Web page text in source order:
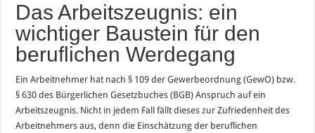
Das Arbeitszeugnis: ein
wichtiger Baustein für den
beruflichen Werdegang
Ein Arbeitnehmer hat nach § 109 der Gewerbeordnung (GewO) bzw.
§ 630 des Bürgerlichen Gesetzbuches (BGB) Anspruch auf ein
Arbeitszeugnis. Nicht in jedem Fall fällt dieses zur Zufriedenheit des
Arbeitnehmers aus, denn die Einschätzung der beruflichen